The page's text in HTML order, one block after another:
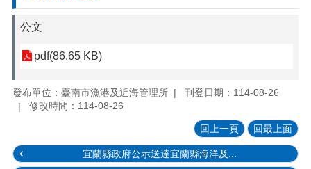
公文
pdf(86.65 KB)
發布單位：臺南市漁港及近海管理所
刊登日期：114-08-26
修改時間：114-08-26
回上一頁 回最上面
宜蘭縣政府公示送達宜蘭縣海洋及...